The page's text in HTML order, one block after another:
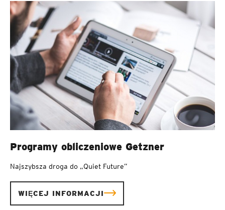
Programy obliczeniowe Getzner
Najszybsza droga do „Quiet Future”
WIĘCEJ INFORMACJI